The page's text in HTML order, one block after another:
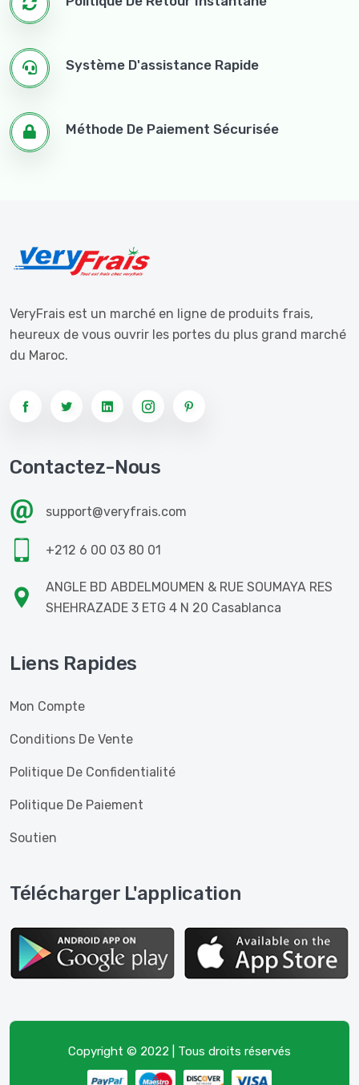
Système D'assistance Rapide
Méthode De Paiement Sécurisée
VeryFrais est un marché en ligne de produits frais,
heureux de vous ouvrir les portes du plus grand marché
du Maroc.
Contactez-Nous
support@veryfrais.com
+212 6 00 03 80 01
ANGLE BD ABDELMOUMEN & RUE SOUMAYA RES
SHEHRAZADE 3 ETG 4 N 20 Casablanca
Liens Rapides
Mon Compte
Conditions De Vente
Politique De Confidentialité
Politique De Paiement
Soutien
Télécharger L'application
Copyright © 2022 | Tous droits réservés